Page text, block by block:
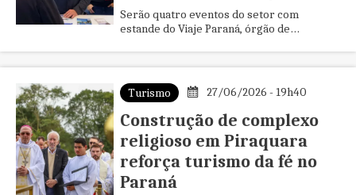
Serão quatro eventos do setor com
estande do Viaje Paraná, órgão de
Turismo 27/06/2026 - 19h40
Construção de complexo
religioso em Piraquara
reforça turismo da fé no
Paraná